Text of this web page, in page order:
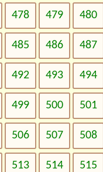
478 479 480
485 486 487
492 493 494
499 500 501
506 507 508
513 514 515